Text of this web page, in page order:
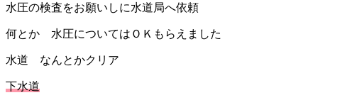
水圧の検査をお願いしに水道局へ依頼
何とか 水圧についてはＯＫもらえました
水道 なんとかクリア
下水道